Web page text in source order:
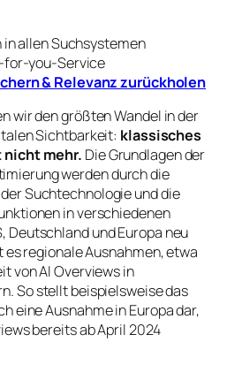
allen Suchsystemen
for-you-Service
& Relevanz zurückholen
wir den größten Wandel in der
Sichtbarkeit: klassisches
nicht mehr. Die Grundlagen der
werden durch die
Suchtechnologie und die
in verschiedenen
Deutschland und Europa neu
regionale Ausnahmen, etwa
von AI Overviews in
So stellt beispielsweise das
eine Ausnahme in Europa dar,
bereits ab April 2024